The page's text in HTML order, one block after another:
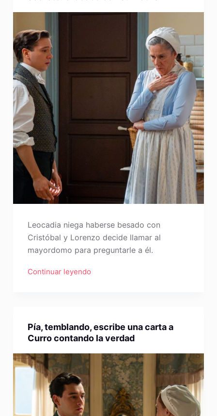
Leocadia niega haberse besado con
Cristóbal y Lorenzo decide llamar al
mayordomo para preguntarle a él.
Continuar leyendo
Pía, temblando, escribe una carta a
Curro contando la verdad